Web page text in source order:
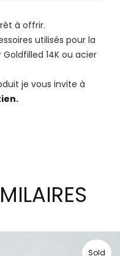
à offrir.
utilisés pour la
14K ou acier
je vous invite à
Sold